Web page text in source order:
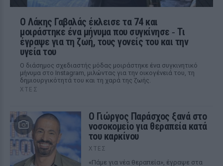
Ο Λάκης Γαβαλάς έκλεισε τα 74 και
μοιράστηκε ένα μήνυμα που συγκίνησε ‑ Τι
έγραψε για τη ζωή, τους γονείς του και την
υγεία του
Ο διάσημος σχεδιαστής μόδας μοιράστηκε ένα συγκινητικό
μήνυμα στο Instagram, μιλώντας για την οικογένειά του, τη
δημιουργικότητά του και τη χαρά της ζωής.
ΧΤΕΣ
O Γιώργος Παράσχος ξανά στο
νοσοκομείο για θεραπεία κατά
του καρκίνου
ΧΤΕΣ
«Πάμε για νέα θεραπεία», έγραψε στα